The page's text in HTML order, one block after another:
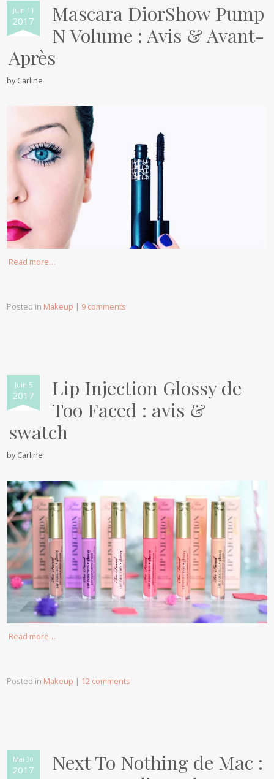
Juin 11
2017
Mascara DiorShow Pump
N Volume : Avis & Avant-
Après
byCarline
Read more…
Posted in Makeup | 9 comments
Juin 5
2017
Lip Injection Glossy de
Too Faced : avis &
swatch
byCarline
Read more…
Posted in Makeup | 12 comments
Mai 30
2017
Next To Nothing de Mac :